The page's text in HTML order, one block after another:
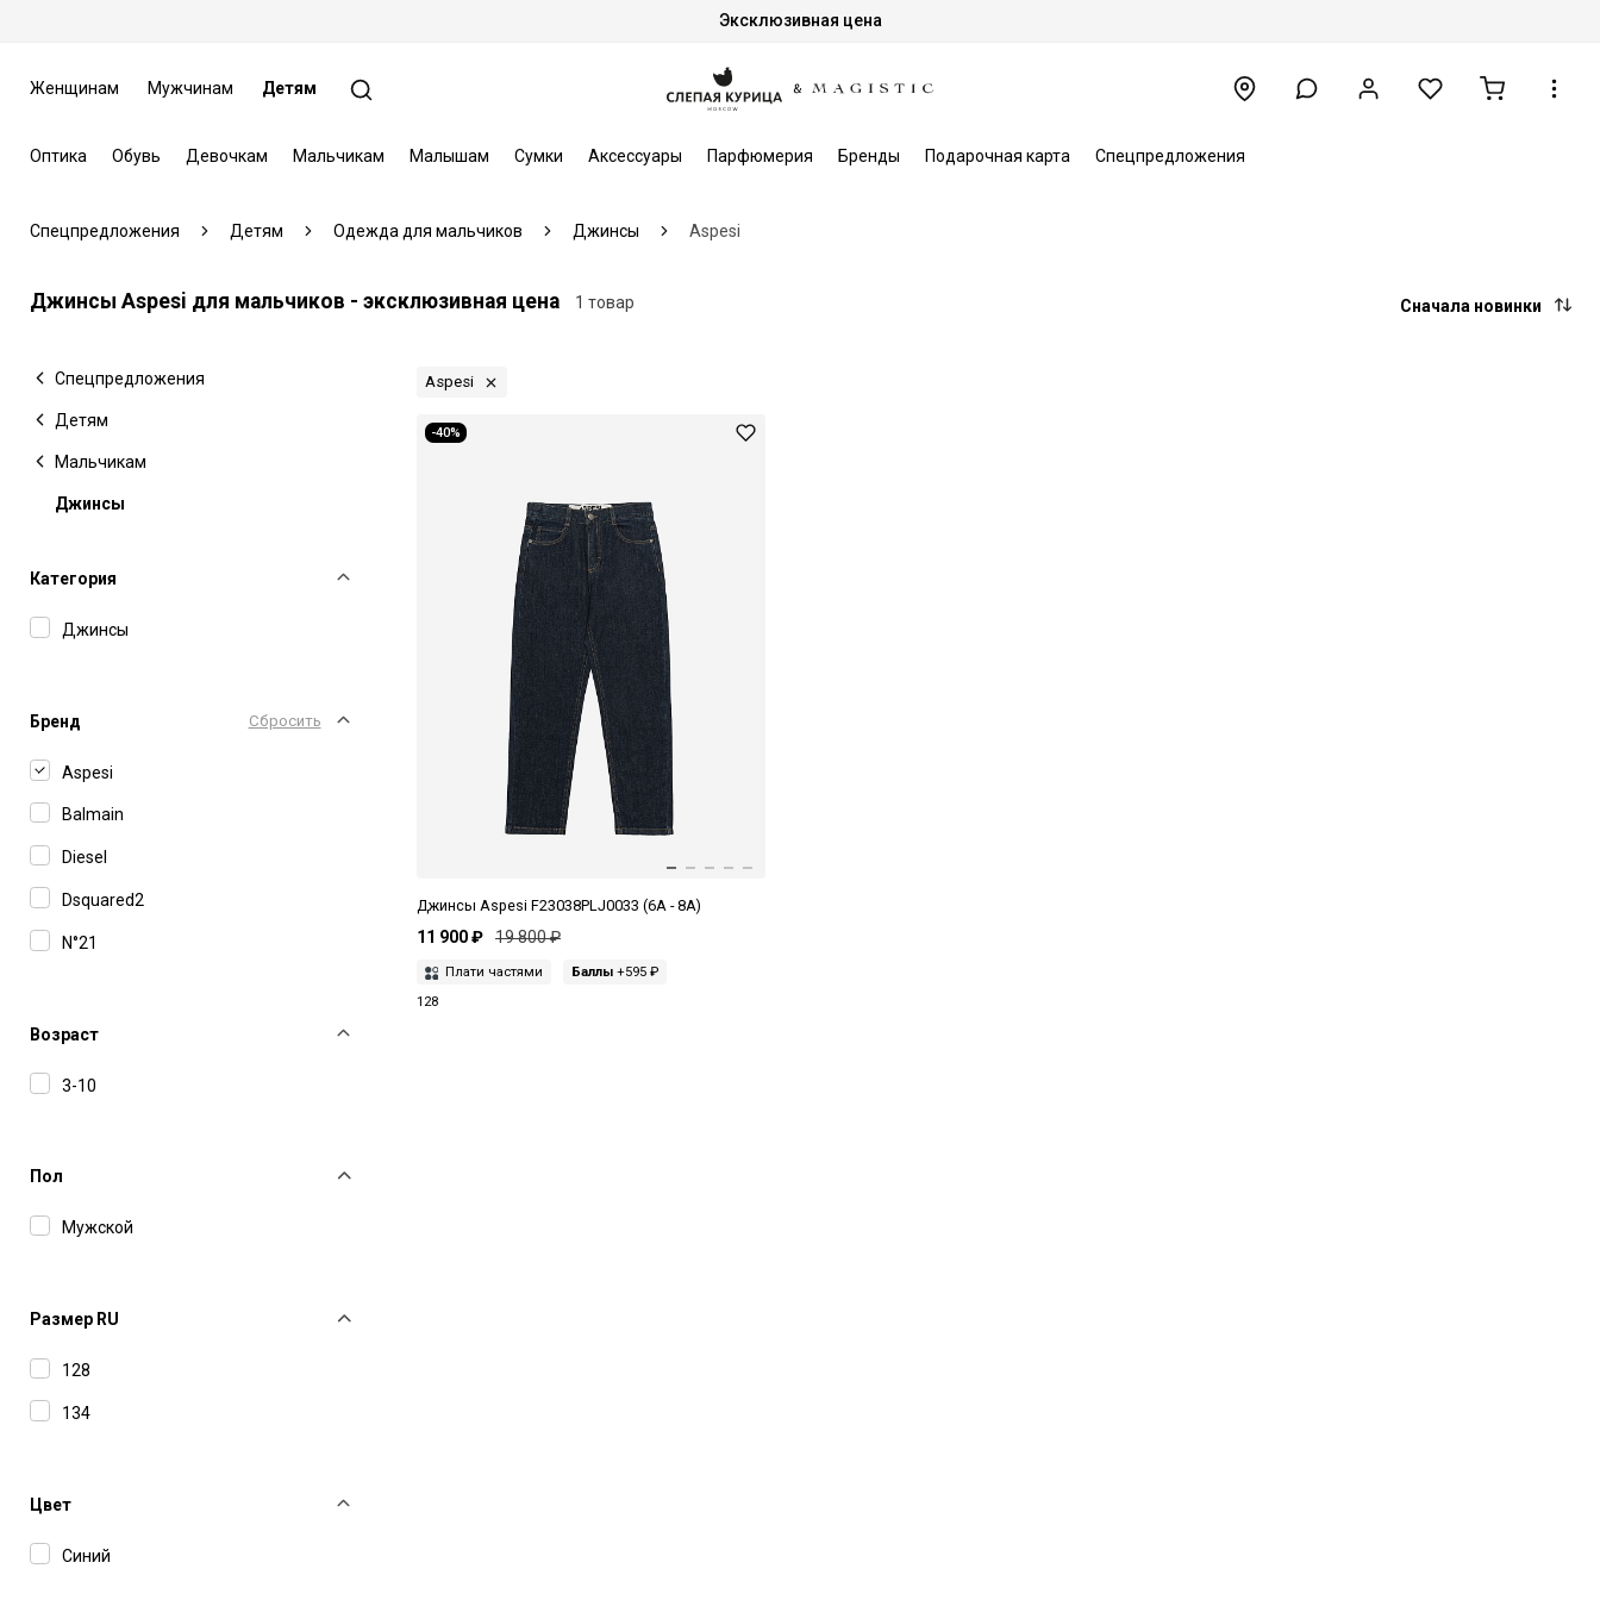
Эксклюзивная цена
Женщинам Мужчинам Детям
Оптика Обувь Девочкам Мальчикам Малышам Сумки Аксессуары Парфюмерия Бренды Подарочная карта Спецпредложения
Спецпредложения Детям Одежда для мальчиков Джинсы Aspesi
Джинсы Aspesi для мальчиков - эксклюзивная цена 1 товар Сначала новинки
Спецпредложения
Детям
Мальчикам
Джинсы
Категория
Джинсы
Бренд Сбросить
Aspesi
Balmain
Diesel
Dsquared2
N°21
Возраст
3-10
Пол
Мужской
Размер RU
128
134
Цвет
Синий
Aspesi
-40%
Джинсы Aspesi F23038PLJ0033 (6A - 8A)
11 900 ₽ 19 800 ₽
Плати частями Баллы +595 ₽
128